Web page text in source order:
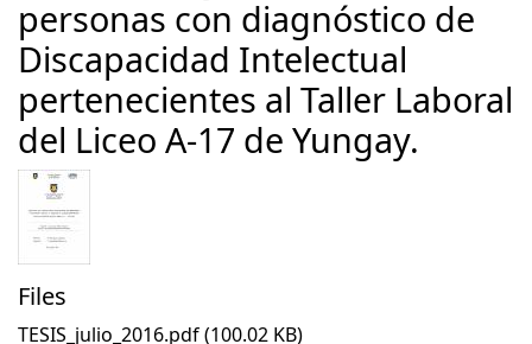
personas con diagnóstico de
Discapacidad Intelectual
pertenecientes al Taller Laboral
del Liceo A-17 de Yungay.
Files
TESIS_julio_2016.pdf(100.02 KB)